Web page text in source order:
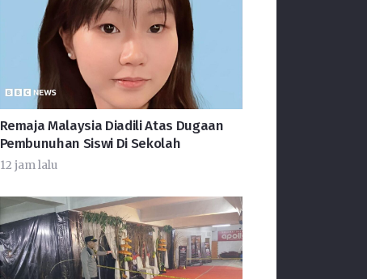
Remaja Malaysia Diadili Atas Dugaan
Pembunuhan Siswi Di Sekolah
12 jam lalu